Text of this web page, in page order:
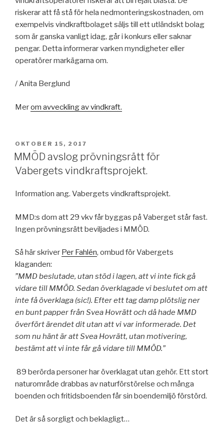
riskerar att få stå för hela nedmonteringskostnaden, om
exempelvis vindkraftbolaget säljs till ett utländskt bolag
som är ganska vanligt idag, går i konkurs eller saknar
pengar. Detta informerar varken myndigheter eller
operatörer markägarna om.
/ Anita Berglund
Merom avveckling av vindkraft.
PUBLICERAT
OKTOBER 15, 2017
MMÖD avslog prövningsrätt för
Vabergets vindkraftsprojekt.
Information ang. Vabergets vindkraftsprojekt.
MMD:s dom att 29 vkv får byggas på Vaberget står fast.
Ingen prövningsrätt beviljades i MMÖD.
Så här skriver Per Fahlén, ombud för Vabergets
klaganden:
”MMD beslutade, utan stöd i lagen, att vi inte fick gå
vidare till MMÖD. Sedan överklagade vi beslutet om att
inte få överklaga (sic!). Efter ett tag damp plötslig ner
en bunt papper från Svea Hovrätt och då hade MMD
överfört ärendet dit utan att vi var informerade. Det
som nu hänt är att Svea Hovrätt, utan motivering,
bestämt att vi inte får gå vidare till MMÖD.”
89 berörda personer har överklagat utan gehör. Ett stort
naturområde drabbas av naturförstörelse och många
boenden och fritidsboenden får sin boendemiljö förstörd.
Det är så sorgligt och beklagligt…